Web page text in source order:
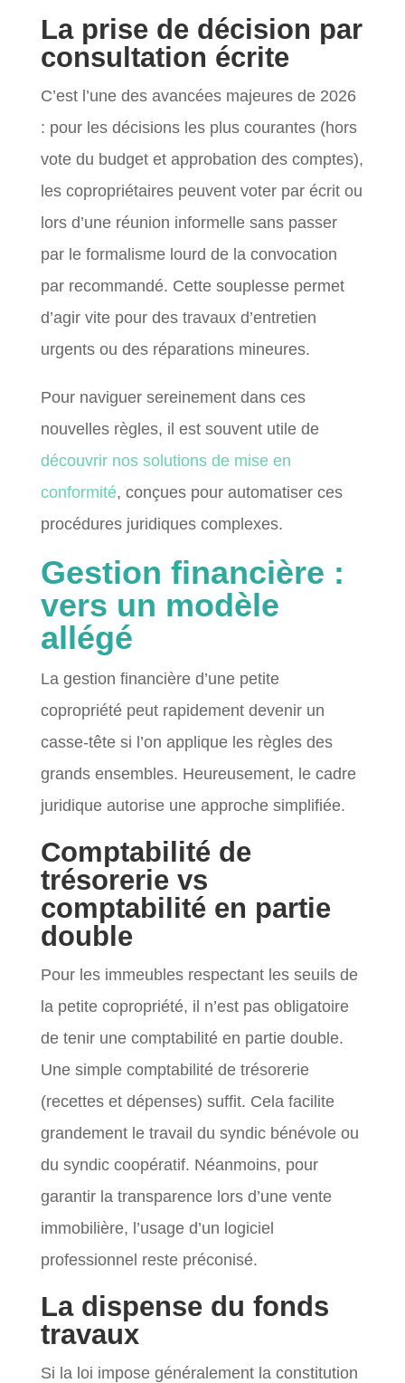
La prise de décision par
consultation écrite
C’est l’une des avancées majeures de 2026
: pour les décisions les plus courantes (hors
vote du budget et approbation des comptes),
les copropriétaires peuvent voter par écrit ou
lors d’une réunion informelle sans passer
par le formalisme lourd de la convocation
par recommandé. Cette souplesse permet
d’agir vite pour des travaux d’entretien
urgents ou des réparations mineures.
Pour naviguer sereinement dans ces
nouvelles règles, il est souvent utile de
découvrir nos solutions de mise en
conformité, conçues pour automatiser ces
procédures juridiques complexes.
Gestion financière :
vers un modèle
allégé
La gestion financière d’une petite
copropriété peut rapidement devenir un
casse-tête si l’on applique les règles des
grands ensembles. Heureusement, le cadre
juridique autorise une approche simplifiée.
Comptabilité de
trésorerie vs
comptabilité en partie
double
Pour les immeubles respectant les seuils de
la petite copropriété, il n’est pas obligatoire
de tenir une comptabilité en partie double.
Une simple comptabilité de trésorerie
(recettes et dépenses) suffit. Cela facilite
grandement le travail du syndic bénévole ou
du syndic coopératif. Néanmoins, pour
garantir la transparence lors d’une vente
immobilière, l’usage d’un logiciel
professionnel reste préconisé.
La dispense du fonds
travaux
Si la loi impose généralement la constitution